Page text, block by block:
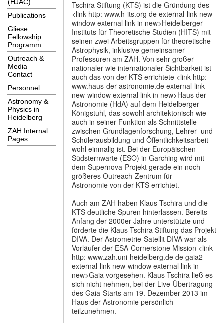
(HJAC)
Publications
Gliese
Fellowship
Programm
Outreach &
Media
Contact
Personnel
Astronomy &
Physics in
Heidelberg
ZAH Internal
Pages
Tschira Stiftung (KTS) ist die Gründung des
<link http: www.h-its.org de external-link-new-
window external link in new>Heidelberger
Instituts für Theoretische Studien (HITS) mit
seinen zwei Arbeitsgruppen für theoretische
Astrophysik, inklusive gemeinsamer
Professuren am ZAH. Von sehr großer
nationaler wie internationaler Sichtbarkeit ist
auch das von der KTS errichtete <link http:
www.haus-der-astronomie.de external-link-
new-window external link in new>Haus der
Astronomie (HdA) auf dem Heidelberger
Königstuhl, das sowohl architektonisch wie
auch in seiner Funktion als Schnittstelle
zwischen Grundlagenforschung, Lehrer- und
Schülerausbildung und Öffentlichkeitsarbeit
wohl einmalig ist. Bei der Europäischen
Südsternwarte (ESO) in Garching wird mit
dem Supernova-Projekt gerade ein noch
größeres Outreach-Zentrum für
Astronomie von der KTS errichtet.
Auch am ZAH haben Klaus Tschira und die
KTS deutliche Spuren hinterlassen. Bereits
Anfang der 2000er Jahre unterstützte und
förderte die Klaus Tschira Stiftung das Projekt
DIVA. Der Astrometrie-Satellit DIVA war als
Vorläufer der ESA-Cornerstone Mission <link
http: www.zah.uni-heidelberg.de de gaia2
external-link-new-window external link in
new>Gaia vorgesehen. Klaus Tschira ließ es
sich nicht nehmen, bei der Live-Übertragung
des Gaia-Starts am 19. Dezember 2013 im
Haus der Astronomie persönlich
teilzunehmen.